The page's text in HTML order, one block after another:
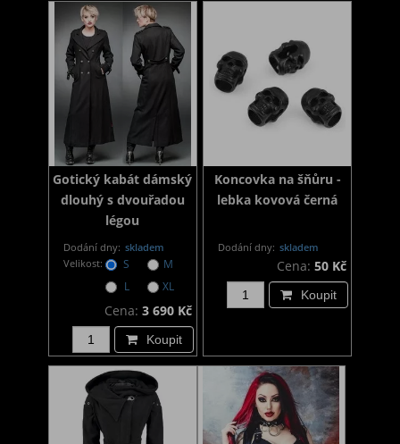
Gotický kabát dámský
dlouhý s dvouřadou
légou
Dodání dny: skladem
Velikost:
S
M
L
XL
Cena: 3 690 Kč
Koupit
Koncovka na šňůru -
lebka kovová černá
Dodání dny: skladem
Cena: 50 Kč
Koupit